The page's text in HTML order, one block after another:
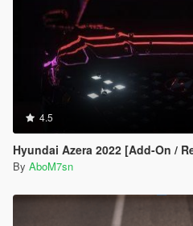
4.5
Hyundai Azera 2022 [Add-On /
By AboM7sn